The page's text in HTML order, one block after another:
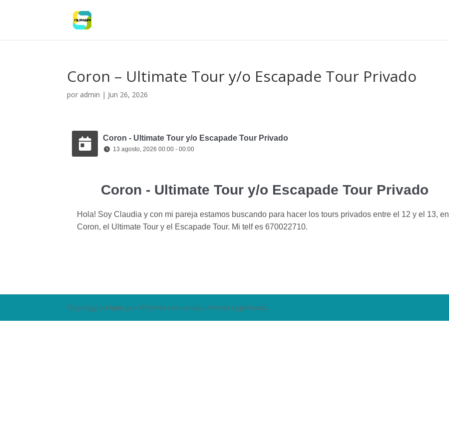
Coron – Ultimate Tour y/o Escapade Tour Privado
por admin | Jun 26, 2026
Coron - Ultimate Tour y/o Escapade Tour Privado
13 agosto, 2026 00:00 - 00:00
Coron - Ultimate Tour y/o Escapade Tour Privado
Hola! Soy Claudia y con mi pareja estamos buscando para hacer los tours privados entre el 12 y el 13, en
Coron, el Ultimate Tour y el Escapade Tour. Mi telf es 670022710.
Filipinapp y Viajar por Filipinas son, ambas, marcas registradas.